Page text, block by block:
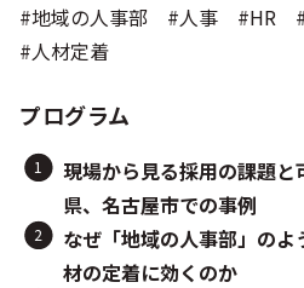
#地域の人事部 #人事 #HR
#人材定着
プログラム
現場から見る採用の課題
県、名古屋市での事例
なぜ「地域の人事部」の
材の定着に効くのか